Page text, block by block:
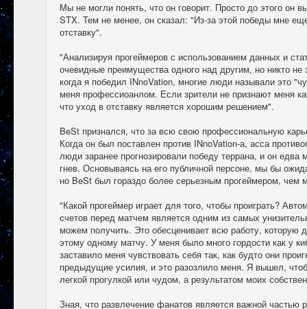
Мы не могли понять, что он говорит. Просто до этого он
STX. Тем не менее, он сказал: "Из-за этой победы мне
отставку".
"Анализируя прогеймеров с использованием данных и
очевидные преимущества одного над другим, но никто не
когда я победил INnoVation, многие люди называли это
меня профессиоанлом. Если зрители не признают меня
что уход в отставку является хорошим решением".
BeSt признался, что за всю свою профессиональную
Когда он был поставлен против INnoVation-а, асса
люди заранее прогнозировали победу террана, и он едва
гнев. Основываясь на его публичной персоне, мы бы
но BeSt был гораздо более серьезным прогеймером, чем
"Какой прогеймер играет для того, чтобы проиграть?
счетов перед матчем является одним из самых
можем получить. Это обесценивает всю работу, которую
этому одному матчу. У меня было много гордости как у
заставило меня чувствовать себя так, как будто они
предыдущие усилия, и это разозлило меня. Я вышел,
легкой прогулкой или чудом, а результатом моих
Зная, что развлечение фанатов является важной частью